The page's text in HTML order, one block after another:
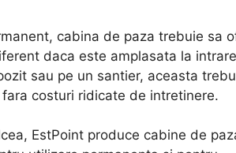
cabina de paza trebuie sa
daca este amplasata la
sau pe un santier, aceasta
costuri ridicate de intretinere.
EstPoint produce cabine de